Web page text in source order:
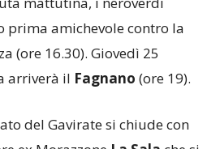
amichevole contro la
(ore 16.30). Giovedì 25
arriverà ilFagnano(ore 19).
ex MorazzoneLa Salache si